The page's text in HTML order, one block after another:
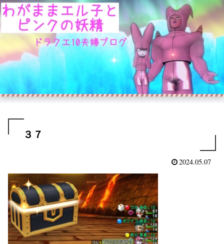
３７
2024.05.07